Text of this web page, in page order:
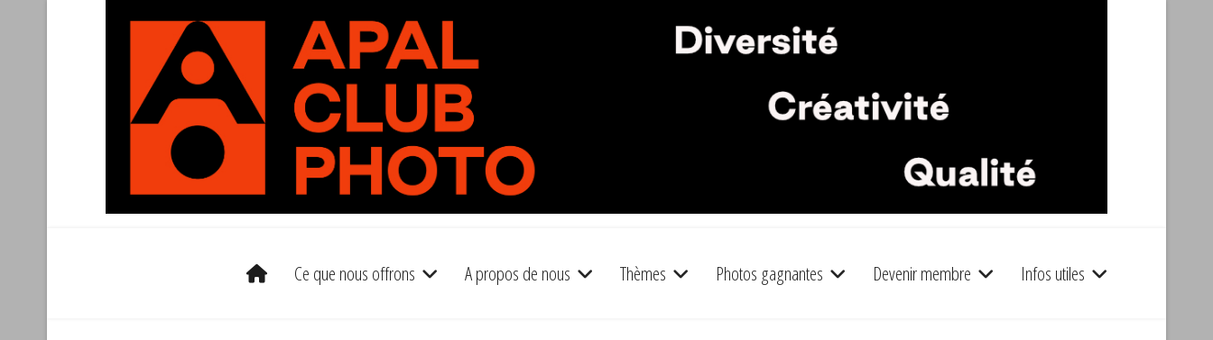
Ce que nous offrons A propos de nous Thèmes Photos gagnantes Devenir membre Infos utiles